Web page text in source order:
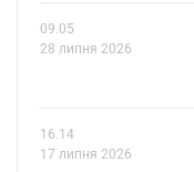
09.05
28 липня 2026
16.14
17 липня 2026